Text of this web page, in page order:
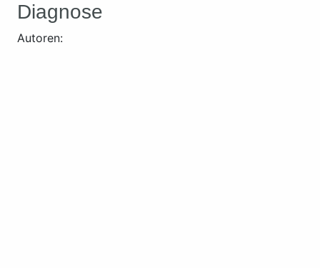
Diagnose
Autoren: